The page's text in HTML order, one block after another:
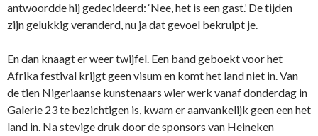
antwoordde hij gedecideerd: ‘Nee, het is een gast.’ De tijden
zijn gelukkig veranderd, nu ja dat gevoel bekruipt je.
En dan knaagt er weer twijfel. Een band geboekt voor het
Afrika festival krijgt geen visum en komt het land niet in. Van
de tien Nigeriaanse kunstenaars wier werk vanaf donderdag in
Galerie 23 te bezichtigen is, kwam er aanvankelijk geen een het
land in. Na stevige druk door de sponsors van Heineken